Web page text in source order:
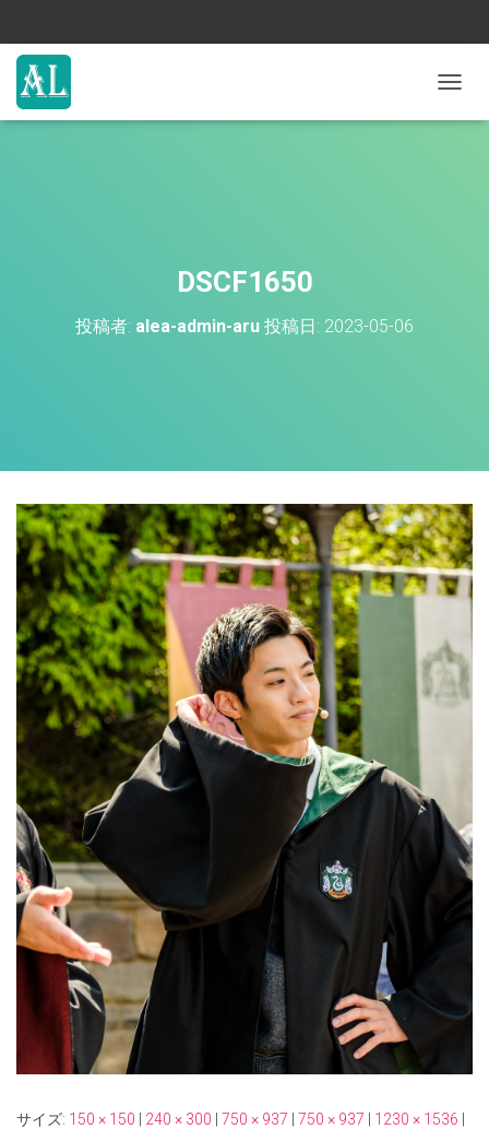
ビ
DSCF1650
投稿者: alea-admin-aru 投稿日: 2023-05-06
サイズ: 150 × 150 240 × 300 750 × 937 750 × 937 1230 × 1536